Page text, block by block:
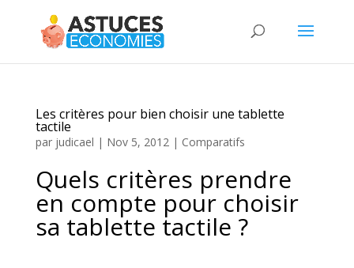
Les critères pour bien choisir une tablette
tactile
par judicael | Nov 5, 2012| Comparatifs
Quels critères prendre
en compte pour choisir
sa tablette tactile ?